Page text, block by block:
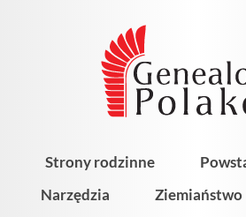
Strony rodzinne
Narzędzia
Ziemiaństwo